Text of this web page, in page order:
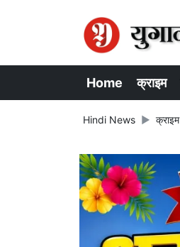
Home क्राइम
Hindi News क्राइम